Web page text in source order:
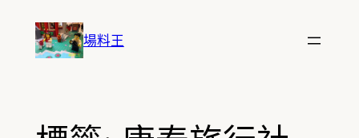
場料王